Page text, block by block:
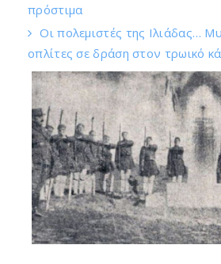
πρόστιμα
Οι πολεμιστές της Ιλιάδας…
οπλίτες σε δράση στον τρωικό